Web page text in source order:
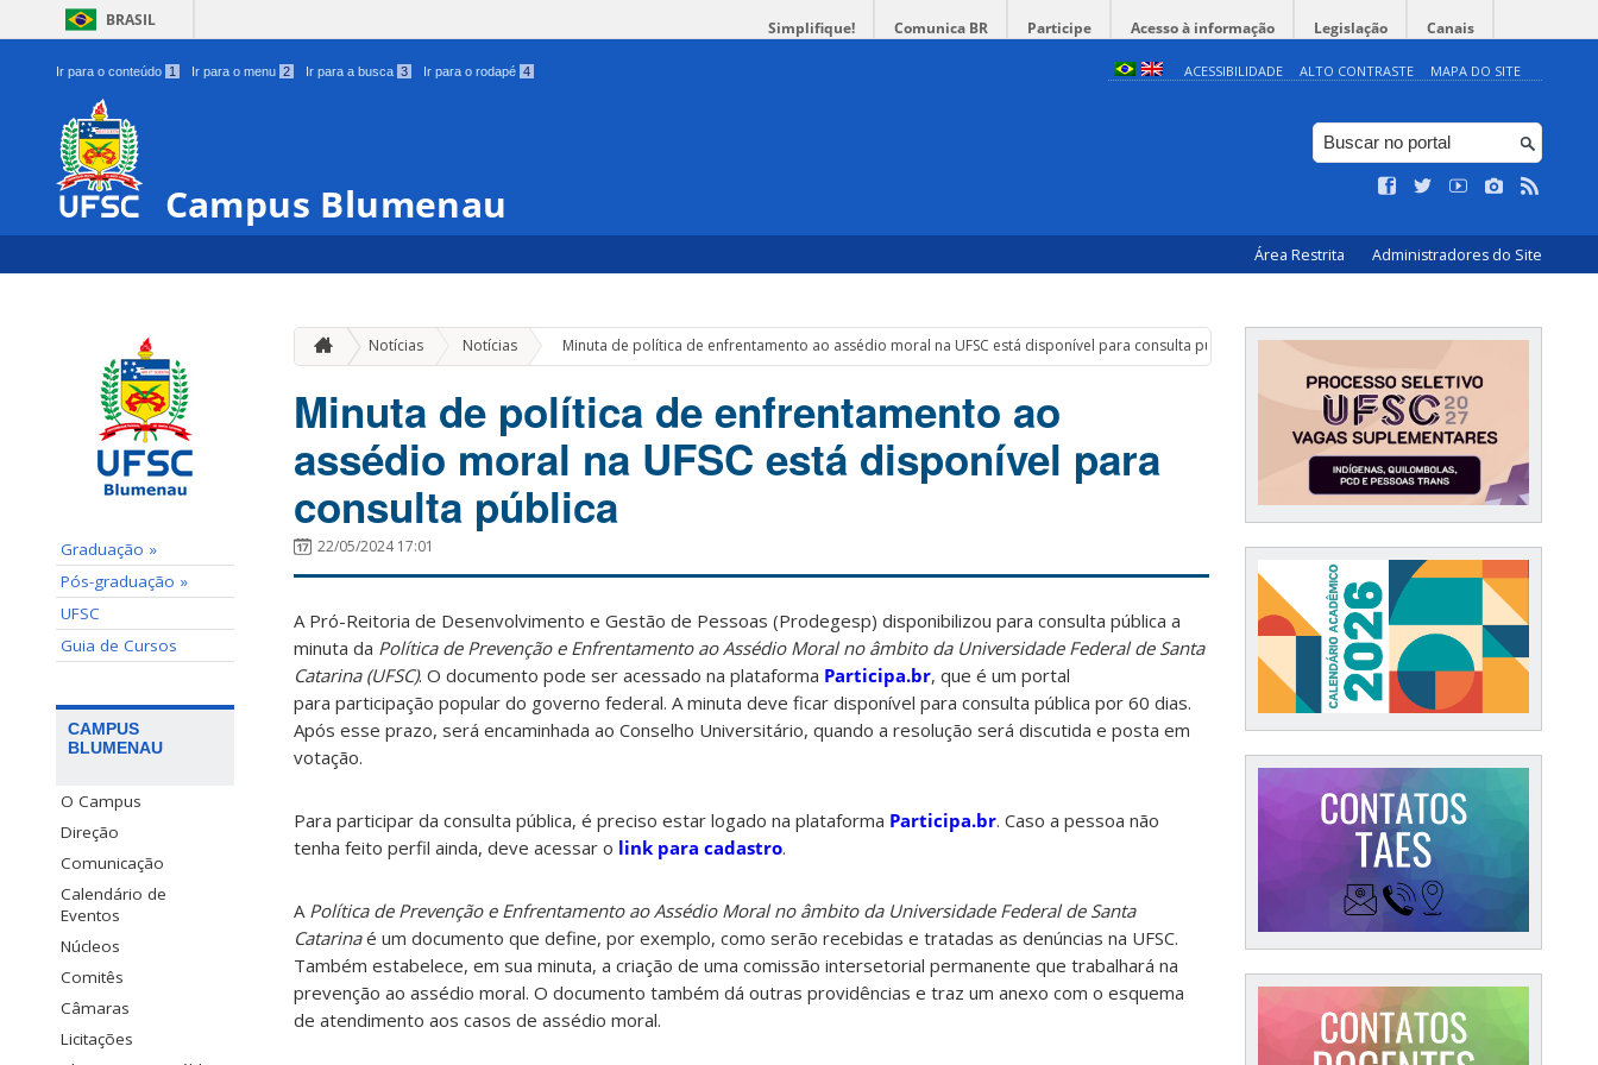
BRASIL Simplifique! Comunica BR Participe Acesso à informação Legislação Canais
Ir para o conteúdo 1 Ir para o menu 2 Ir para a busca 3 Ir para o rodapé 4 ACESSIBILIDADE ALTO CONTRASTE MAPA DO SITE
Campus Blumenau
Área Restrita Administradores do Site
Graduação »
Pós-graduação »
UFSC
Guia de Cursos
CAMPUS
BLUMENAU
O Campus
Direção
Comunicação
Calendário de
Eventos
Núcleos
Comitês
Câmaras
Licitações
Notícias Notícias » Minuta de política de enfrentamento ao assédio moral na UFSC está disponível para consulta pública
Minuta de política de enfrentamento ao
assédio moral na UFSC está disponível para
consulta pública
22/05/2024 17:01
A Pró-Reitoria de Desenvolvimento e Gestão de Pessoas (Prodegesp) disponibilizou para consulta pública a
minuta da Política de Prevenção e Enfrentamento ao Assédio Moral no âmbito da Universidade Federal de Santa
Catarina (UFSC). O documento pode ser acessado na plataforma Participa.br, que é um portal
para participação popular do governo federal. A minuta deve ficar disponível para consulta pública por 60 dias.
Após esse prazo, será encaminhada ao Conselho Universitário, quando a resolução será discutida e posta em
votação.
Para participar da consulta pública, é preciso estar logado na plataforma Participa.br. Caso a pessoa não
tenha feito perfil ainda, deve acessar o link para cadastro.
A Política de Prevenção e Enfrentamento ao Assédio Moral no âmbito da Universidade Federal de Santa
Catarinaé um documento que define, por exemplo, como serão recebidas e tratadas as denúncias na UFSC.
Também estabelece, em sua minuta, a criação de uma comissão intersetorial permanente que trabalhará na
prevenção ao assédio moral. O documento também dá outras providências e traz um anexo com o esquema
de atendimento aos casos de assédio moral.